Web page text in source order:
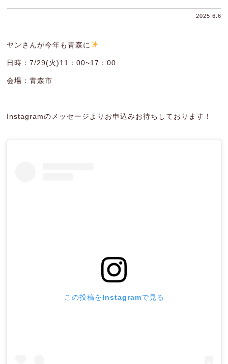
2025.6.6
ヤンさんが今年も青森に
日時：7/29(火)11：00~17：00
会場：青森市
Instagramのメッセージよりお申込みお待ちしております！
この投稿をInstagramで見る